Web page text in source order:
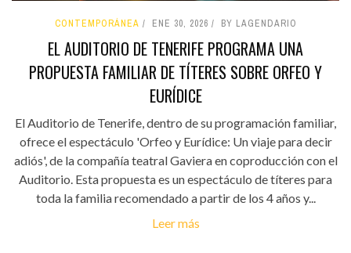
CONTEMPORÁNEA ENE 30, 2026 BY LAGENDARIO
EL AUDITORIO DE TENERIFE PROGRAMA UNA
PROPUESTA FAMILIAR DE TÍTERES SOBRE ORFEO Y
EURÍDICE
El Auditorio de Tenerife, dentro de su programación familiar,
ofrece el espectáculo 'Orfeo y Eurídice: Un viaje para decir
adiós', de la compañía teatral Gaviera en coproducción con el
Auditorio. Esta propuesta es un espectáculo de títeres para
toda la familia recomendado a partir de los 4 años y...
Leer más